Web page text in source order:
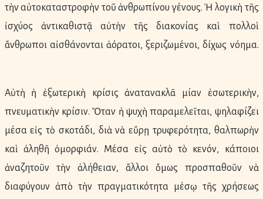
τὴν αὐτοκαταστροφὴν τοῦ ἀνθρωπίνου γένους. Ἡ λογικὴ τῆς
ἰσχύος ἀντικαθιστᾷ αὐτὴν τῆς διακονίας καὶ πολλοὶ
ἄνθρωποι αἰσθάνονται ἀόρατοι, ξεριζωμένοι, δίχως νόημα.
Αὐτὴ ἡ ἐξωτερικὴ κρίσις ἀνατανακλᾶ μίαν ἐσωτερικὴν,
πνευματικὴν κρίσιν. Ὅταν ἡ ψυχὴ παραμελεῖται, ψηλαφίζει
μέσα εἰς τὸ σκοτάδι, διὰ νὰ εὕρῃ τρυφερότητα, θαλπωρὴν
καὶ ἀληθῆ ὀμορφιάν. Μέσα εἰς αὐτὸ τὸ κενόν, κάποιοι
ἀναζητοῦν τὴν ἀλήθειαν, ἄλλοι ὄμως προσπαθοῦν νὰ
διαφύγουν ἀπὸ τὴν πραγματικότητα μέσῳ τῆς χρήσεως